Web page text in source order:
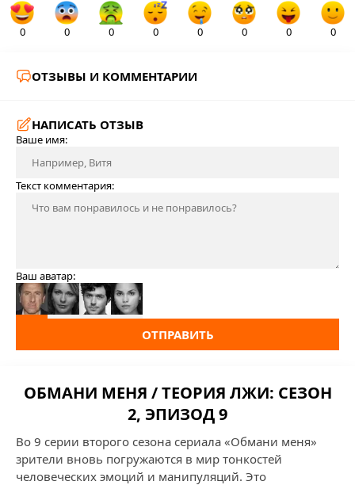
0 0 0 0 0 0 0 0
ОТЗЫВЫ И КОММЕНТАРИИ
НАПИСАТЬ ОТЗЫВ
Ваше имя:
Текст комментария:
Ваш аватар:
ОТПРАВИТЬ
ОБМАНИ МЕНЯ / ТЕОРИЯ ЛЖИ: СЕЗОН
2, ЭПИЗОД 9
Во 9 серии второго сезона сериала «Обмани меня»
зрители вновь погружаются в мир тонкостей
человеческих эмоций и манипуляций. Это